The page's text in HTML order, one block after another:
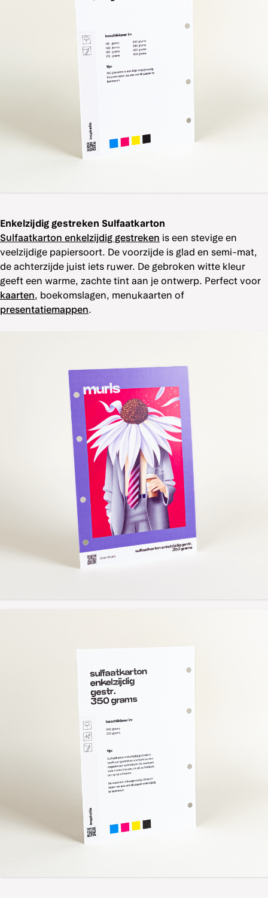
Enkelzijdig gestreken Sulfaatkarton
Sulfaatkarton enkelzijdig gestreken is een stevige en
veelzijdige papiersoort. De voorzijde is glad en semi-mat,
de achterzijde juist iets ruwer. De gebroken witte kleur
geeft een warme, zachte tint aan je ontwerp. Perfect voor
kaarten, boekomslagen, menukaarten of
presentatiemappen.